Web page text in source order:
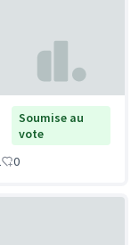
Soumise au
vote
0